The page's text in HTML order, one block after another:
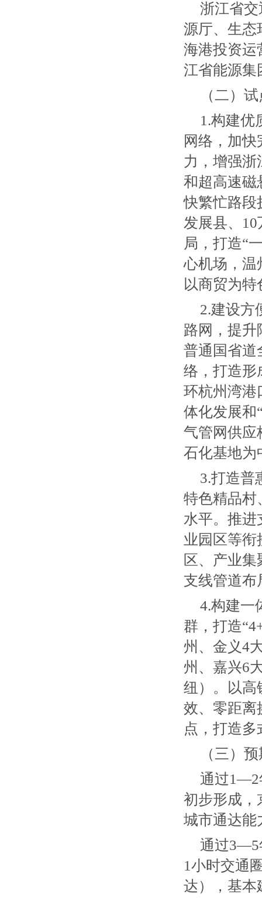
浙江省
源厅、生态
海港投资运
江省能源集
（二）
1.构建优
网络，加
力，增强
和超高速磁
快繁忙路段
发展县、
局，打造“
心机场，温
以商贸为
2.建设方
路网，提升
普通国省道
络，打造形
环杭州湾港
体化发展和
气管网供应
石化基地为
3.打造普
特色精品村
水平。推进
业园区等衔
区、产业
支线管道布
4.构建一
群，打造
州、金义4
州、嘉兴6
纽）。以高
效、零距离
点，打造
（三）
通过1—2
初步形成，
城市通达能
通过3—5
1小时交通
达），基本